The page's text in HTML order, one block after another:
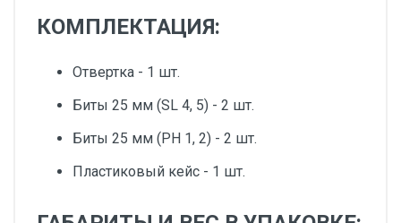
КОМПЛЕКТАЦИЯ:
Отвертка - 1 шт.
Биты 25 мм (SL 4, 5) - 2 шт.
Биты 25 мм (PH 1, 2) - 2 шт.
Пластиковый кейс - 1 шт.